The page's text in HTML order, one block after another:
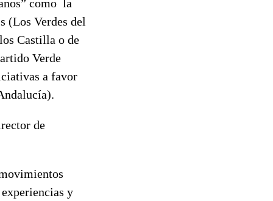
como la
(Los Verdes del
Castilla o de
Verde
a favor
de
y